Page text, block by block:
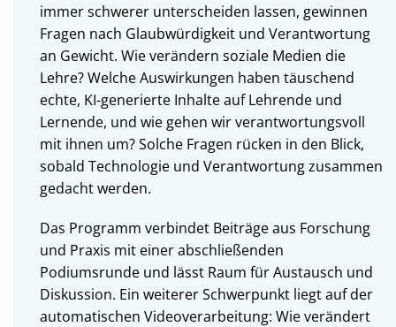
immer schwerer unterscheiden lassen, gewinnen
Fragen nach Glaubwürdigkeit und Verantwortung
an Gewicht. Wie verändern soziale Medien die
Lehre? Welche Auswirkungen haben täuschend
echte, KI-generierte Inhalte auf Lehrende und
Lernende, und wie gehen wir verantwortungsvoll
mit ihnen um? Solche Fragen rücken in den Blick,
sobald Technologie und Verantwortung zusammen
gedacht werden.
Das Programm verbindet Beiträge aus Forschung
und Praxis mit einer abschließenden
Podiumsrunde und lässt Raum für Austausch und
Diskussion. Ein weiterer Schwerpunkt liegt auf der
automatischen Videoverarbeitung: Wie verändert